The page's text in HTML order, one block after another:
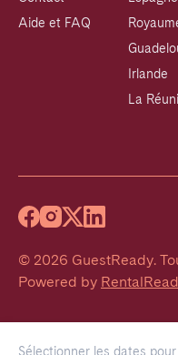
Sélectionner les dates
Aide et FAQ
Irlande
La
© 2026 GuestReady.
Powered by